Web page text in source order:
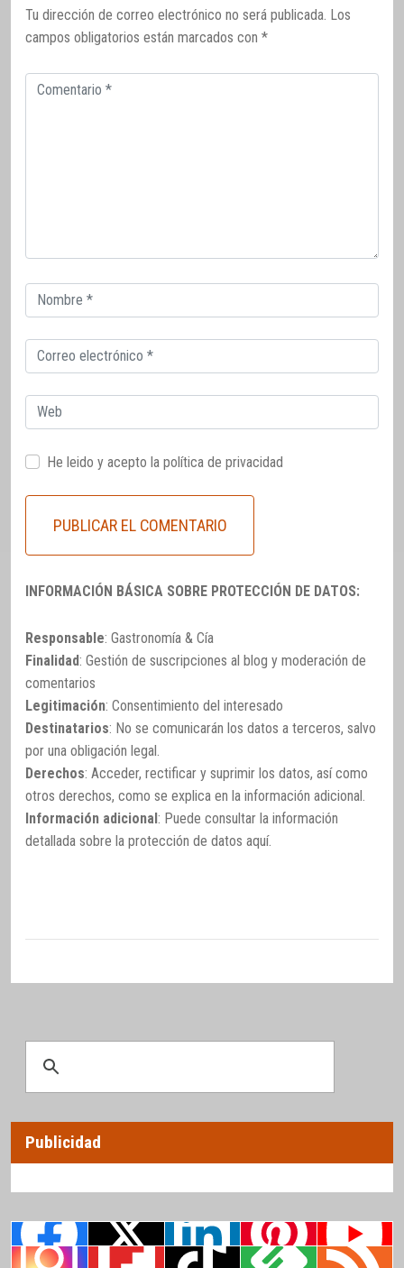
Tu dirección de correo electrónico no será publicada. Los
campos obligatorios están marcados con *
Comentario
Correo
electrónico
Correo
electrónico
Web
He leido y acepto la política de privacidad
INFORMACIÓN BÁSICA SOBRE PROTECCIÓN DE DATOS:
Responsable: Gastronomía & Cía
Finalidad: Gestión de suscripciones al blog y moderación de
comentarios
Legitimación: Consentimiento del interesado
Destinatarios: No se comunicarán los datos a terceros, salvo
por una obligación legal.
Derechos: Acceder, rectificar y suprimir los datos, así como
otros derechos, como se explica en la información adicional.
Información adicional: Puede consultar la información
detallada sobre la protección de datos aquí.
Publicidad